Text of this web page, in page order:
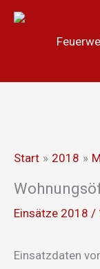
Zum
Start 2018
Einsätze 2018 /
Einsatzdaten
Main